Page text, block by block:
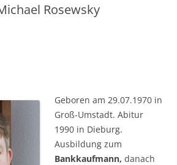
Rosewsky
Geboren am 29.07.1970 in
Groß-Umstadt. Abitur
1990 in Dieburg.
Ausbildung zum
Bankkaufmann, danach